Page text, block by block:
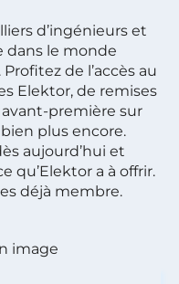
d’ingénieurs et
dans le monde
de l’accès au
Elektor, de remises
avant-première sur
plus encore.
aujourd’hui et
qu’Elektor a à offrir.
déjà membre.